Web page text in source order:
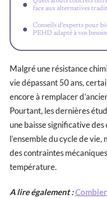
face aux alternatives
Conseils d’experts pour
PEHD adapté à vos
Malgré une résistance
vie dépassant 50 ans,
encore à remplacer
Pourtant, les dernières
une baisse significative des
l’ensemble du cycle de vie,
des contraintes
température.
A lire également :